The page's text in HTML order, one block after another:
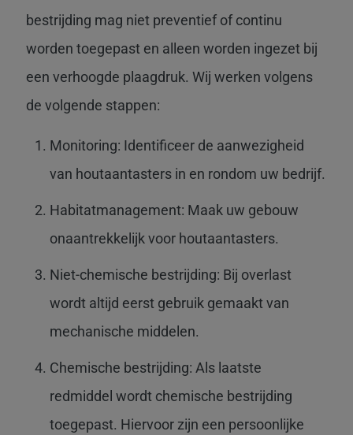
bestrijding mag niet preventief of continu
worden toegepast en alleen worden ingezet bij
een verhoogde plaagdruk. Wij werken volgens
de volgende stappen:
Monitoring: Identificeer de aanwezigheid
van houtaantasters in en rondom uw bedrijf.
Habitatmanagement: Maak uw gebouw
onaantrekkelijk voor houtaantasters.
Niet-chemische bestrijding: Bij overlast
wordt altijd eerst gebruik gemaakt van
mechanische middelen.
Chemische bestrijding: Als laatste
redmiddel wordt chemische bestrijding
toegepast. Hiervoor zijn een persoonlijke